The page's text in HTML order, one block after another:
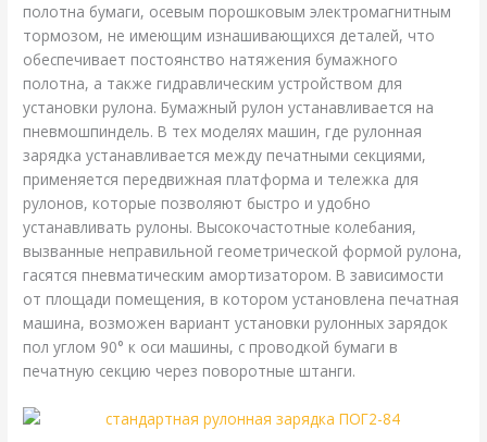
полотна бумаги, осевым порошковым электромагнитным
тормозом, не имеющим изнашивающихся деталей, что
обеспечивает постоянство натяжения бумажного
полотна, а также гидравлическим устройством для
установки рулона. Бумажный рулон устанавливается на
пневмошпиндель. В тех моделях машин, где рулонная
зарядка устанавливается между печатными секциями,
применяется передвижная платформа и тележка для
рулонов, которые позволяют быстро и удобно
устанавливать рулоны. Высокочастотные колебания,
вызванные неправильной геометрической формой рулона,
гасятся пневматическим амортизатором. В зависимости
от площади помещения, в котором установлена печатная
машина, возможен вариант установки рулонных зарядок
пол углом 90° к оси машины, с проводкой бумаги в
печатную секцию через поворотные штанги.